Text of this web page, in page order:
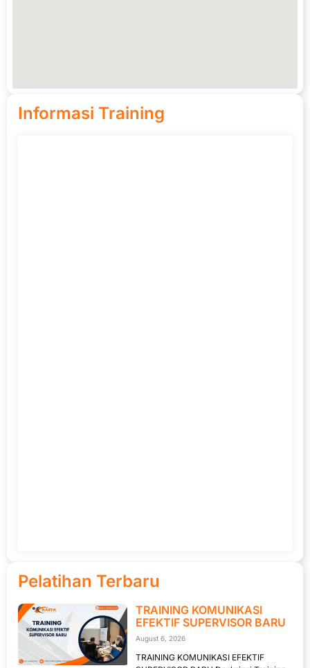
Informasi Training
Pelatihan Terbaru
TRAINING KOMUNIKASI
EFEKTIF SUPERVISOR BARU
August 6, 2026
TRAINING KOMUNIKASI EFEKTIF